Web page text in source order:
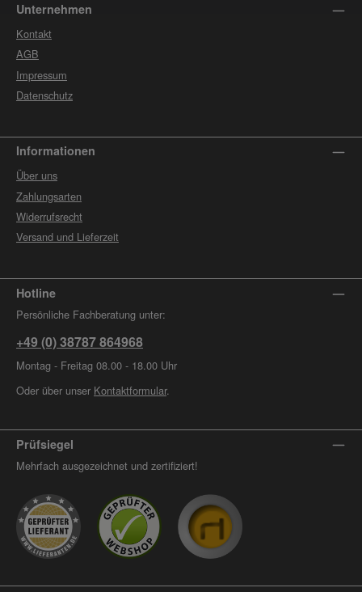
Unternehmen
Kontakt
AGB
Impressum
Datenschutz
Informationen
Über uns
Zahlungsarten
Widerrufsrecht
Versand und Lieferzeit
Hotline
Persönliche Fachberatung unter:
+49 (0) 38787 864968
Montag - Freitag 08.00 - 18.00 Uhr
Oder über unser Kontaktformular.
Prüfsiegel
Mehrfach ausgezeichnet und zertifiziert!